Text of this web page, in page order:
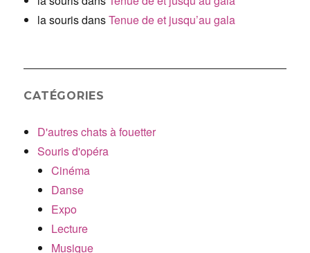
la sourisdansTenue de et jusqu’au gala
CATÉGORIES
D'autres chats à fouetter
Souris d'opéra
Cinéma
Danse
Expo
Lecture
Musique